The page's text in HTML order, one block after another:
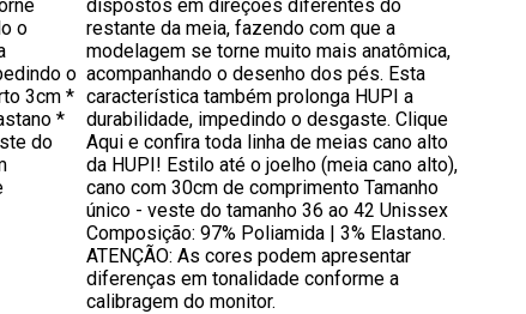
o
o
3cm *
*
do
dispostos em direções diferentes do
restante da meia, fazendo com que a
modelagem se torne muito mais anatômica,
acompanhando o desenho dos pés. Esta
característica também prolonga HUPI a
durabilidade, impedindo o desgaste. Clique
Aqui e confira toda linha de meias cano alto
da HUPI! Estilo até o joelho (meia cano alto),
cano com 30cm de comprimento Tamanho
único - veste do tamanho 36 ao 42 Unissex
Composição: 97% Poliamida | 3% Elastano.
ATENÇÃO: As cores podem apresentar
diferenças em tonalidade conforme a
calibragem do monitor.